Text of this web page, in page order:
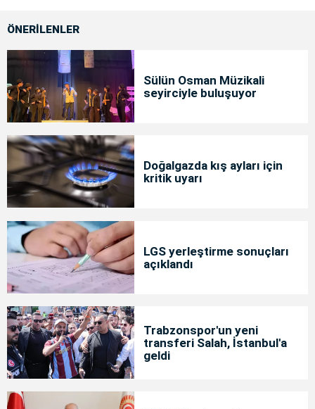
ÖNERİLENLER
Sülün Osman Müzikali
seyirciyle buluşuyor
Doğalgazda kış ayları için
kritik uyarı
LGS yerleştirme sonuçları
açıklandı
Trabzonspor'un yeni
transferi Salah, İstanbul'a
geldi